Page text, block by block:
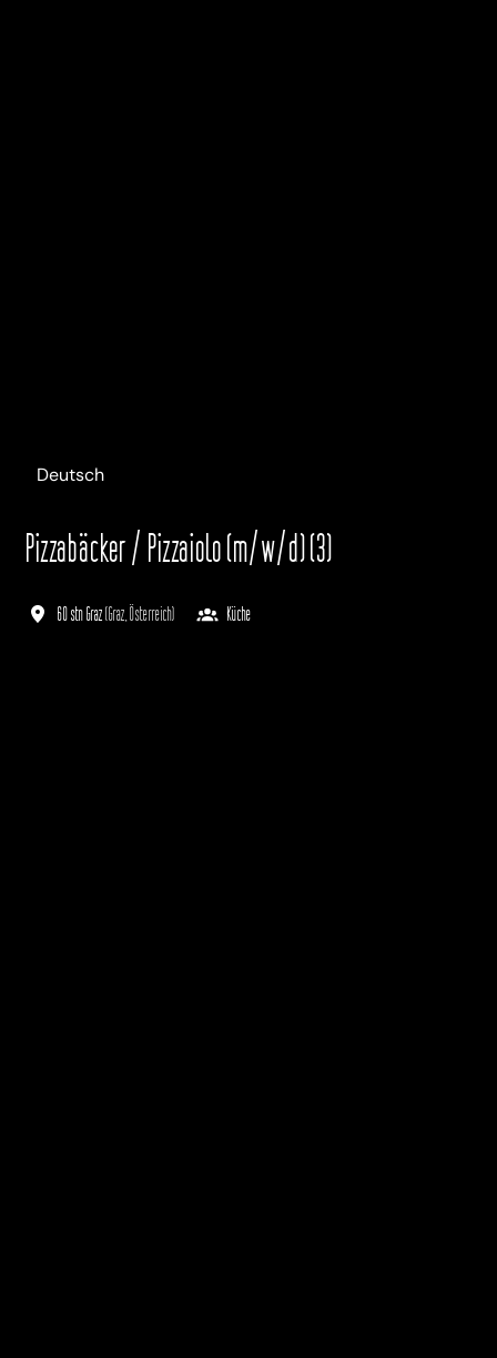
Deutsch
Pizzabäcker / Pizzaiolo (m/w/d) (3)
60 stn Graz(Graz Österreich) Küche